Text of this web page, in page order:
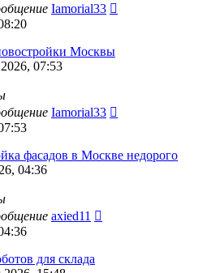
Iamorial33
Москвы
07:53
Iamorial33
фасадов в Москве недорого
04:36
axied11
для склада